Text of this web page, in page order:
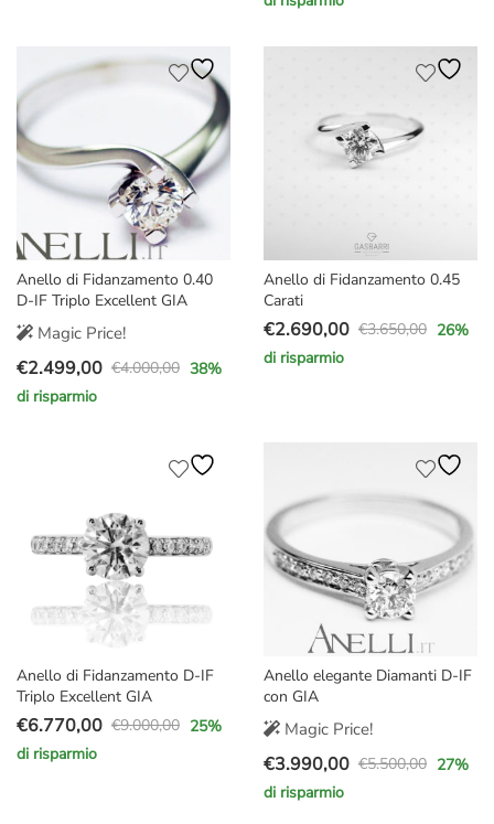
€3.700,00.
€2.740,00.
prezzo
prezzo
Anello di Fidanzamento 0.40
D-IF Triplo Excellent GIA
Magic Price!
€4.000,00
Il
prezzo
€2.499,00
Il
prezzo
38%
di risparmio
Anello di Fidanzamento 0.45
Carati
€3.650,00
Il
prezzo
€2.690,00
Il
prezzo
26%
di risparmio
Anello di Fidanzamento D-IF
Triplo Excellent GIA
€9.000,00
Il
prezzo
€6.770,00
Il
prezzo
25%
di risparmio
Anello elegante Diamanti D-IF
con GIA
Magic Price!
€5.500,00
Il
prezzo
€3.990,00
Il
prezzo
27%
di risparmio